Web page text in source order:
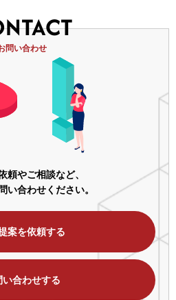
問い合わせ
頼やご相談など、
い合わせください。
案を依頼する
い合わせする